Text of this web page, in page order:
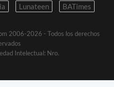
Lunateen BATimes
2006-2026 - Todos los derechos
Intelectual: Nro.